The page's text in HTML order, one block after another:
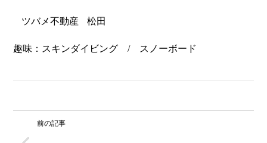
ツバメ不動産 松田
趣味：スキンダイビング / スノーボード
前の記事